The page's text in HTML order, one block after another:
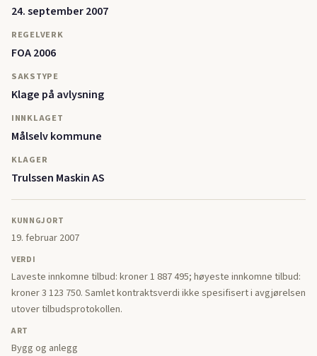
24. september 2007
REGELVERK
FOA 2006
SAKSTYPE
Klage på avlysning
INNKLAGET
Målselv kommune
KLAGER
Trulssen Maskin AS
KUNNGJORT
19. februar 2007
VERDI
Laveste innkomne tilbud: kroner 1 887 495; høyeste innkomne tilbud:
kroner 3 123 750. Samlet kontraktsverdi ikke spesifisert i avgjørelsen
utover tilbudsprotokollen.
ART
Bygg og anlegg